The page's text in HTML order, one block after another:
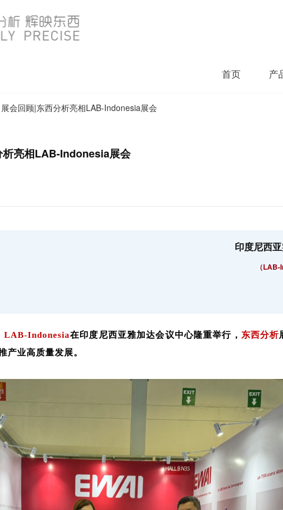
首页 产
展会回顾|东西分析亮相LAB-Indonesia展会
析亮相LAB-Indonesia展会
印度尼西
（LAB-
LAB-Indonesia在印度尼西亚雅加达会议中心隆重举行， 东西分析
产业高质量发展。